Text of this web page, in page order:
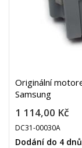
Originální
Samsung
1 114,00 Kč
DC31-00030A
Dodání do 4 dnů